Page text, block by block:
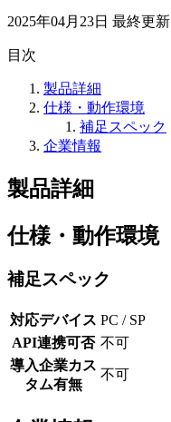
2025年04月23日 最終更新
目次
製品詳細
仕様・動作環境
補足スペック
企業情報
製品詳細
仕様・動作環境
補足スペック
対応デバイス PC / SP
API連携可否 不可
導入企業カス
タム有無
不可